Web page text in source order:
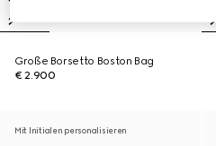
Große Borsetto Boston Bag
€ 2.900
Mit Initialen personalisieren